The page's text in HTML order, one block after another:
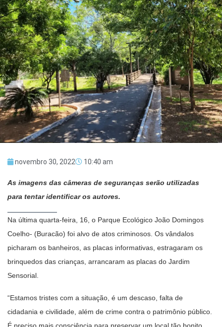
novembro 30, 2022 10:40 am
As imagens das câmeras de seguranças serão utilizadas
para tentar identificar os autores.
Na última quarta-feira, 16, o Parque Ecológico João Domingos
Coelho- (Buracão) foi alvo de atos criminosos. Os vândalos
picharam os banheiros, as placas informativas, estragaram os
brinquedos das crianças, arrancaram as placas do Jardim
Sensorial.
“Estamos tristes com a situação, é um descaso, falta de
cidadania e civilidade, além de crime contra o patrimônio público.